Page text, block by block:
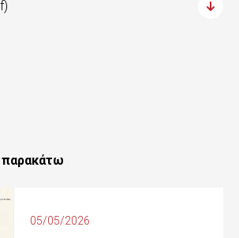
παρακάτω
05/05/2026